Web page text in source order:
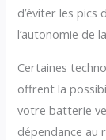
d’éviter les
l’autonomie de
Certaines
offrent la
votre batterie
dépendance au